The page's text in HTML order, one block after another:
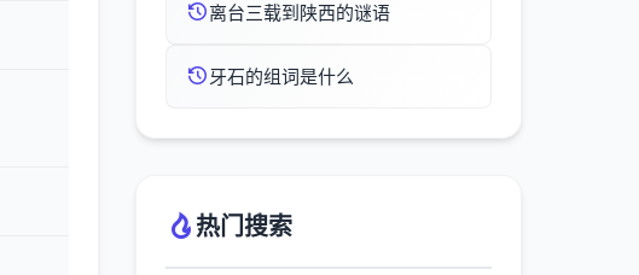
离台三载到陕西的谜语
牙石的组词是什么
热门搜索